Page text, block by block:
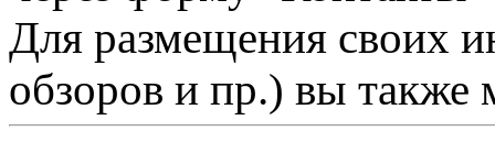
Для размещения своих
обзоров и пр.) вы также